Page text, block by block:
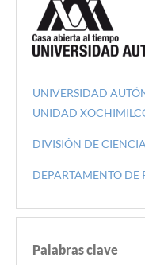
UNIVERSIDAD
UNIDAD
DIVISIÓN DE
DEPARTAMENTO
Palabras clave